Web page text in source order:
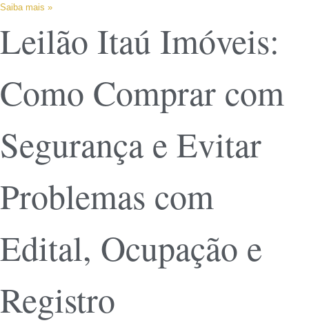
Saiba mais »
Leilão Itaú Imóveis:
Como Comprar com
Segurança e Evitar
Problemas com
Edital, Ocupação e
Registro